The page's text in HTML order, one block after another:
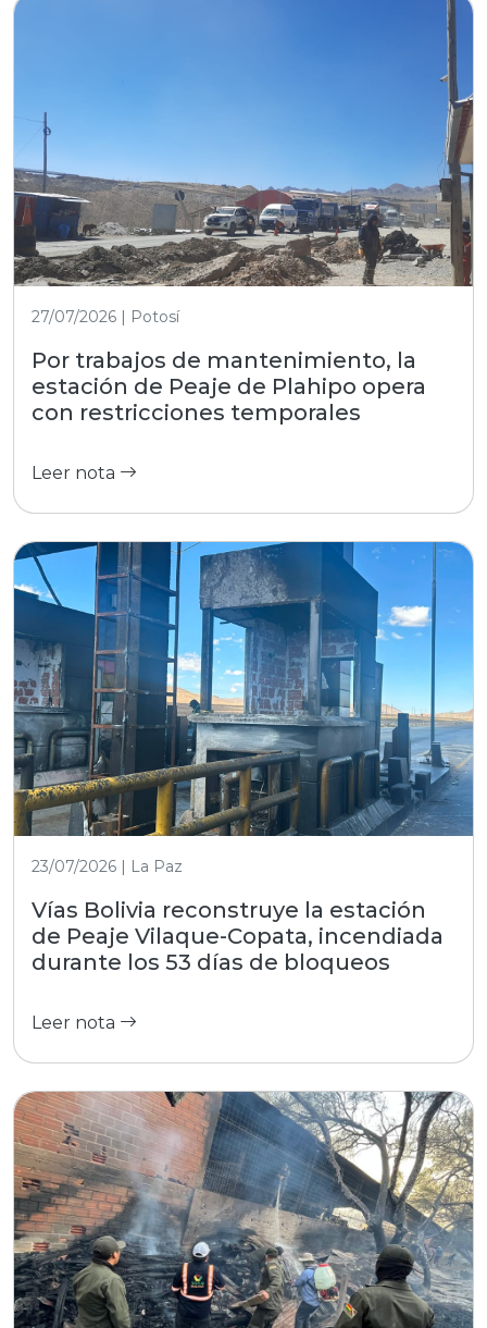
27/07/2026 | Potosí
Por trabajos de mantenimiento, la
estación de Peaje de Plahipo opera
con restricciones temporales
Leer nota
23/07/2026 | La Paz
Vías Bolivia reconstruye la estación
de Peaje Vilaque-Copata, incendiada
durante los 53 días de bloqueos
Leer nota